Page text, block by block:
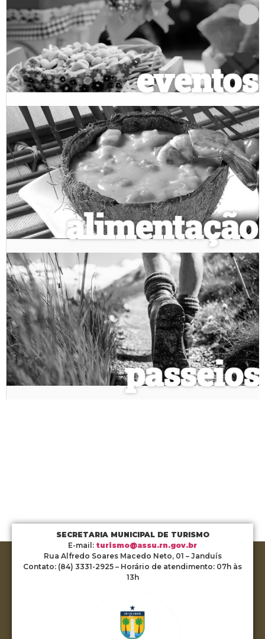
SECRETARIA MUNICIPAL DE TURISMO
E-mail: turismo@assu.rn.gov.br
Rua Alfredo Soares Macedo Neto, 01 – Janduís
Contato: (84) 3331-2925 – Horário de atendimento: 07h às
13h